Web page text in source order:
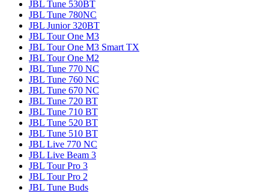
JBL Tune 530BT
JBL Tune 780NC
JBL Junior 320BT
JBL Tour One M3
JBL Tour One M3 Smart TX
JBL Tour One M2
JBL Tune 770 NC
JBL Tune 760 NC
JBL Tune 670 NC
JBL Tune 720 BT
JBL Tune 710 BT
JBL Tune 520 BT
JBL Tune 510 BT
JBL Live 770 NC
JBL Live Beam 3
JBL Tour Pro 3
JBL Tour Pro 2
JBL Tune Buds